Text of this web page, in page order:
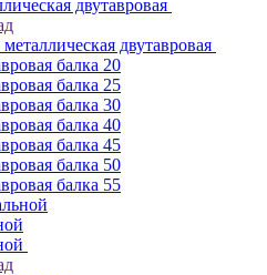
двутавровая
двутавровая
балка 20
балка 25
балка 30
балка 40
балка 45
балка 50
балка 55